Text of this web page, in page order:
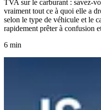
TVA sur le carburant : savez-
vraiment tout ce à quoi elle a
selon le type de véhicule et le
rapidement prêter à confusion
6 min